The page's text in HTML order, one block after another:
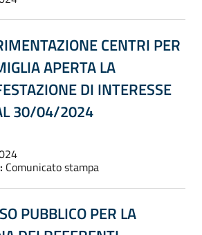
CENTRI PER
APERTA LA
DI INTERESSE
30/04/2024
Comunicato stampa
PUBBLICO PER LA